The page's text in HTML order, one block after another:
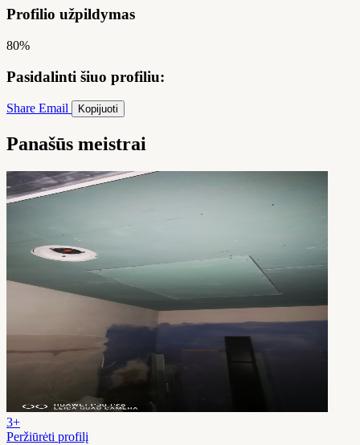
Profilio užpildymas
80%
Pasidalinti šiuo profiliu:
Share Email Kopijuoti
Panašūs meistrai
3+
Peržiūrėti profilį